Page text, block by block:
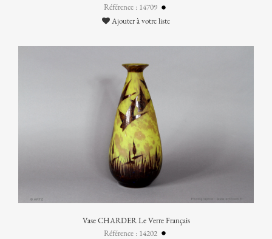
Référence : 14709
Ajouter à votre liste
Vase CHARDER Le Verre Français
Référence : 14202